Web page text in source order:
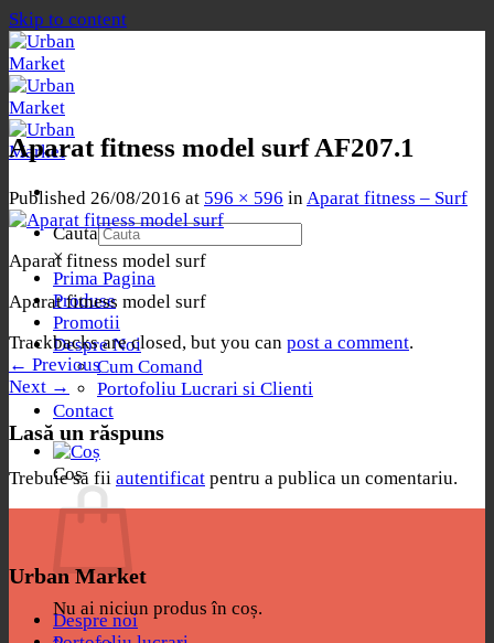
Skip to content
Cauta
×
Prima Pagina
Produse
Promotii
Despre Noi
Cum Comand
Portofoliu Lucrari si Clienti
Contact
Coș
Nu ai niciun produs în coș.
Aparat fitness model surf AF207.1
Published 26/08/2016 at 596 × 596 inAparat fitness – Surf
Aparat fitness model surf
Aparat fitness model surf
Trackbacks are closed, but you can post a comment.
← Previous
Next →
Lasă un răspuns
Trebuie să fii autentificat pentru a publica un comentariu.
Urban Market
Despre noi